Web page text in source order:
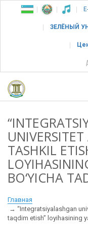
ЗЕЛЁНЫЙ
TASHKIL
BO‘YICHA
Главная
“Integratsiyalashgan
taqdim etish” loyihasining